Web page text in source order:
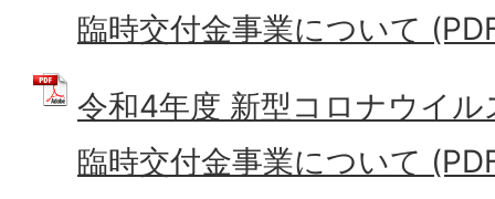
臨時交付金事業について
令和4年度 新型コロナウイル
臨時交付金事業について